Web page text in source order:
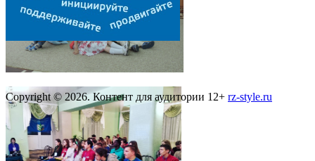
Copyright © 2026. Контент для аудитории 12+ rz-style.ru